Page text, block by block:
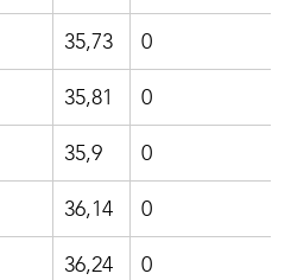
35,73 0
35,81 0
35,9 0
36,14 0
36,24 0